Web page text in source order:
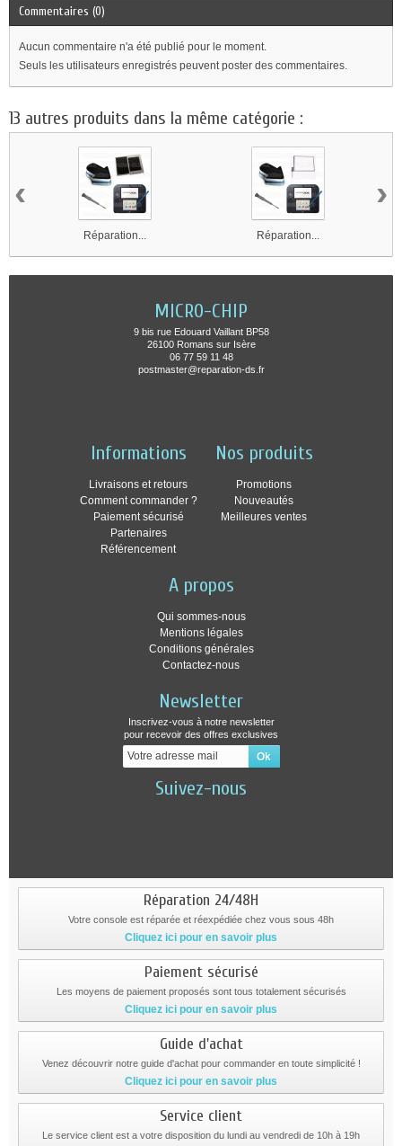
Commentaires (0)
Aucun commentaire n'a été publié pour le moment.
Seuls les utilisateurs enregistrés peuvent poster des commentaires.
13 autres produits dans la même catégorie :
Réparation... Réparation...
‹ ›
MICRO-CHIP
9 bis rue Edouard Vaillant BP58
26100 Romans sur Isère
06 77 59 11 48
postmaster@reparation-ds.fr
Informations
Livraisons et retours
Comment commander ?
Paiement sécurisé
Partenaires
Référencement
Nos produits
Promotions
Nouveautés
Meilleures ventes
A propos
Qui sommes-nous
Mentions légales
Conditions générales
Contactez-nous
Newsletter
Inscrivez-vous à notre newsletter
pour recevoir des offres exclusives
Suivez-nous
Réparation 24/48H
Votre console est réparée et réexpédiée chez vous sous 48h
Cliquez ici pour en savoir plus
Paiement sécurisé
Les moyens de paiement proposés sont tous totalement sécurisés
Cliquez ici pour en savoir plus
Guide d'achat
Venez découvrir notre guide d'achat pour commander en toute simplicité !
Cliquez ici pour en savoir plus
Service client
Le service client est a votre disposition du lundi au vendredi de 10h à 19h